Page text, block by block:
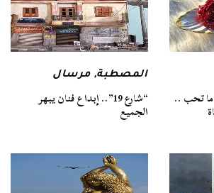
تحب ..
المصطبة,مرسال
“شارع 19”.. إبداع فنان يبهر
الجميع